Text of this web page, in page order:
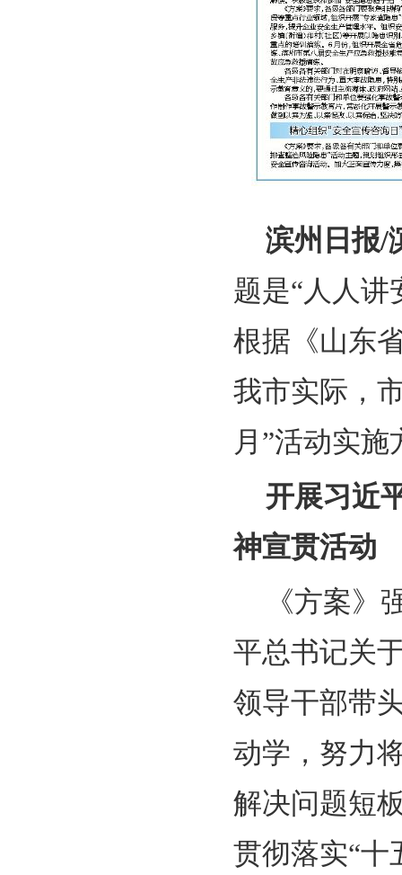
滨州日报/
题是“人人
根据《山东
我市实际，
月”活动实
开展习近
神宣贯活动
《方案
平总书记关
领导干部带
动学，努力
解决问题短
贯彻落实“十